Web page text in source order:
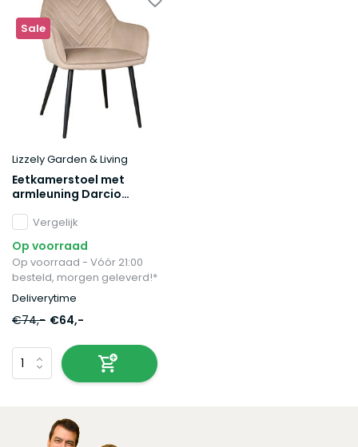
Sale
Lizzely Garden & Living
Eetkamerstoel met
armleuning Darcio
Vergelijk
Op voorraad
Op voorraad - Vóór 21:00
besteld, morgen geleverd!*
Deliverytime
€74,- €64,-